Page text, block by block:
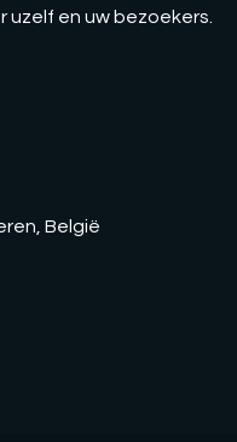
en uw bezoekers.
België